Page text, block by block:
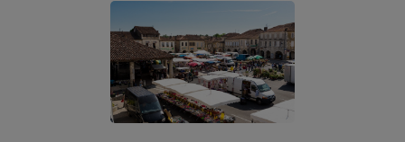
ombragé permet de se reposer. 🧋 Une buvette est
également à votre disposition pour vous restaurer ou
vous rafraîchir. Deux...